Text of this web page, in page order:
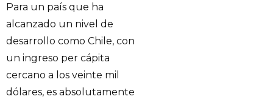
Para un país que ha
alcanzado un nivel de
desarrollo como Chile, con
un ingreso per cápita
cercano a los veinte mil
dólares, es absolutamente